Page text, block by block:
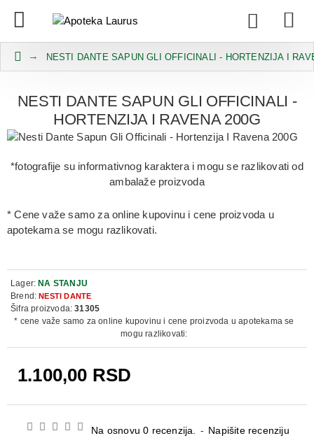
NESTI DANTE SAPUN GLI OFFICINALI - HORTENZIJA I
NESTI DANTE SAPUN GLI OFFICINALI -
HORTENZIJA I RAVENA 200G
*fotografije su informativnog karaktera i mogu se razlikovati od
ambalaže proizvoda
* Cene važe samo za online kupovinu i cene proizvoda u
apotekama se mogu razlikovati.
Na osnovu 0 recenzija. - Napišite recenziju
1.100,00 RSD
Lager: NA STANJU
Brend: NESTI DANTE
Šifra proizvoda: 31305
* cene važe samo za online kupovinu i cene proizvoda u apotekama se
mogu razlikovati: